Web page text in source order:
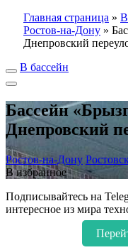
Главная страница »
Ростов-на-Дону »
Днепровский
В бассейн
Бассейн
Днепровский
Ростов-на-Дону
В избранное
Подписывайтесь на
интересное из мира